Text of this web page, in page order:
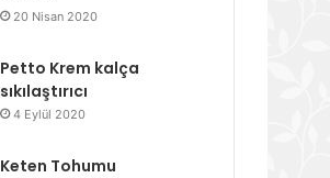
20 Nisan 2020
Petto Krem kalça
sıkılaştırıcı
4 Eylül 2020
Keten Tohumu